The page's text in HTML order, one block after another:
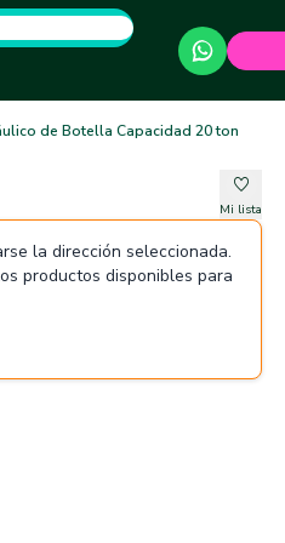
de Botella Capacidad 20 ton
Mi lista
la dirección seleccionada.
productos disponibles para